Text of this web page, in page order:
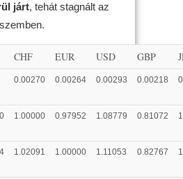
járt, tehát stagnált az
CHF EUR USD GBP
0.00270 0.00264 0.00293 0.00218
1.00000 0.97952 1.08779 0.81072
1.02091 1.00000 1.11053 0.82767